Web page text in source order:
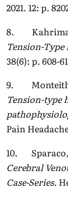
2021. 12: p.
8.
Tension-Type
38(6): p. 608-
9. Monteith,
Tension-type
Pain
10. Sparaco,
Cerebral
Case-Series.